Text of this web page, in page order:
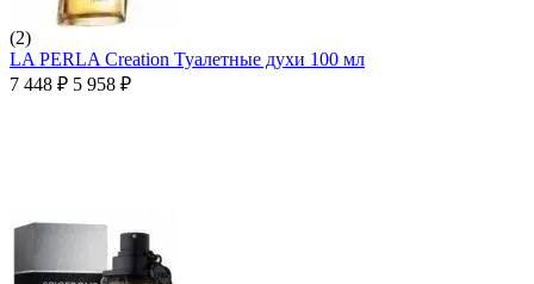
(2)
LA PERLA Creation Туалетные духи 100 мл
7 448 ₽ 5 958 ₽